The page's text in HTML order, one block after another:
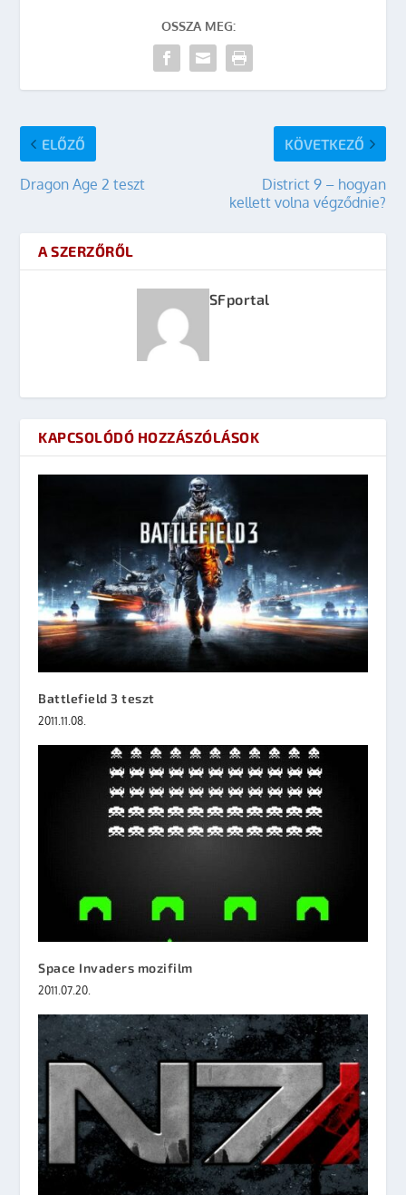
OSSZA MEG:
ELŐZŐ
Dragon Age 2 teszt
KÖVETKEZŐ
District 9 – hogyan
kellett volna végződnie?
A SZERZŐRŐL
SFportal
KAPCSOLÓDÓ HOZZÁSZÓLÁSOK
Battlefield 3 teszt
2011.11.08.
Space Invaders mozifilm
2011.07.20.